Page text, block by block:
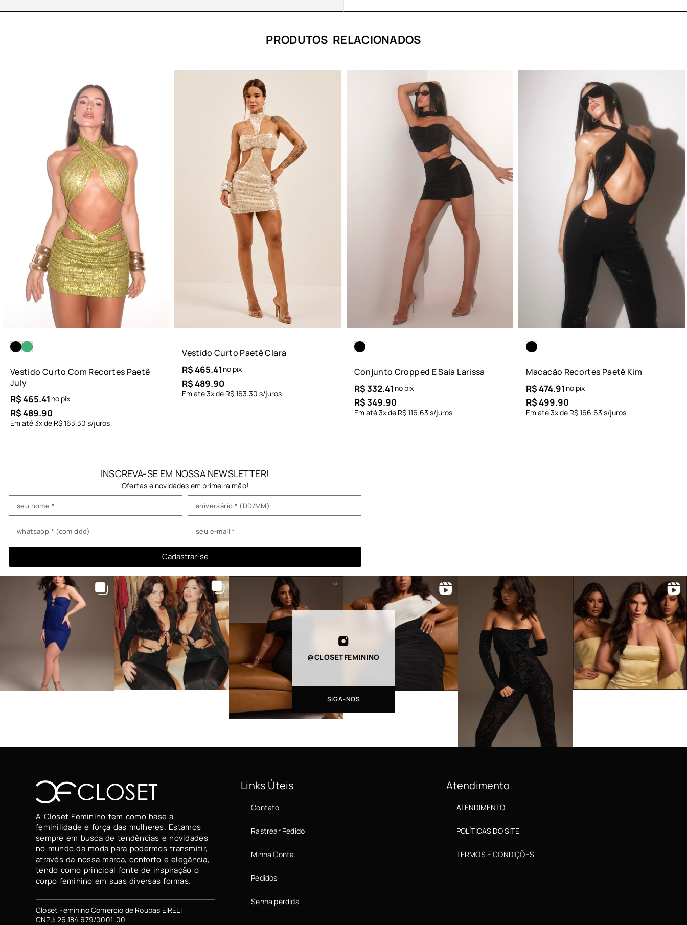
PRODUTOS RELACIONADOS
Vestido Curto Com Recortes Paetê
July
R$465.41 no pix
R$489.90
Em até3x de R$163.30 s/juros
Vestido Curto Paetê Clara
R$465.41 no pix
R$489.90
Em até3x de R$163.30 s/juros
Conjunto Cropped E Saia Larissa
R$332.41 no pix
R$349.90
Em até3x de R$116.63 s/juros
Macacão Recortes Paetê Kim
R$474.91 no pix
R$499.90
Em até3x de R$166.63 s/juros
INSCREVA-SE EM NOSSA NEWSLETTER!
Ofertas e novidades em primeira mão!
Cadastrar-se
@CLOSETFEMININO
SIGA-NOS
A Closet Feminino tem como base a
feminilidade e força das mulheres. Estamos
sempre em busca de tendências e novidades
no mundo da moda para podermos transmitir,
através da nossa marca, conforto e elegância,
tendo como principal fonte de inspiração o
corpo feminino em suas diversas formas.
Closet Feminino Comercio de Roupas EIRELI
CNPJ: 26.184.679/0001-00
Links Úteis
Contato
Rastrear Pedido
Minha Conta
Pedidos
Senha perdida
Atendimento
ATENDIMENTO
POLÍTICAS DO SITE
TERMOS E CONDIÇÕES